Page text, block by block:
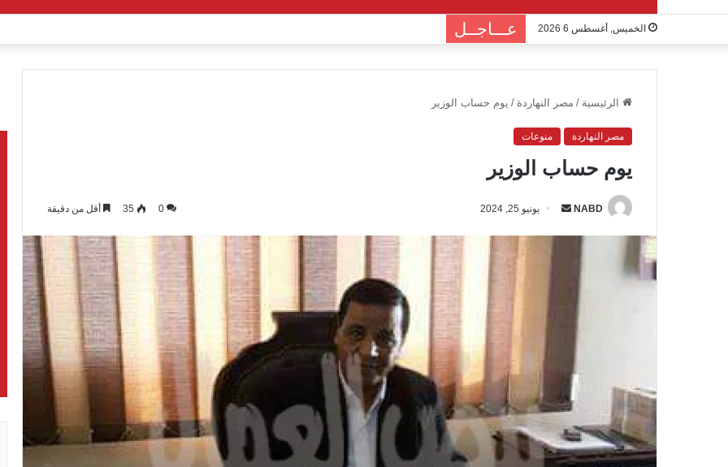
الخميس, أغسطس 6 2026 عـــاجــل
الرئيسية / مصر النهاردة / يوم حساب الوزير
مصر النهاردة منوعات
يوم حساب الوزير
NABD
ل
ت
ر
يونيو 25, 2024 0
35 أقل من دقيقة